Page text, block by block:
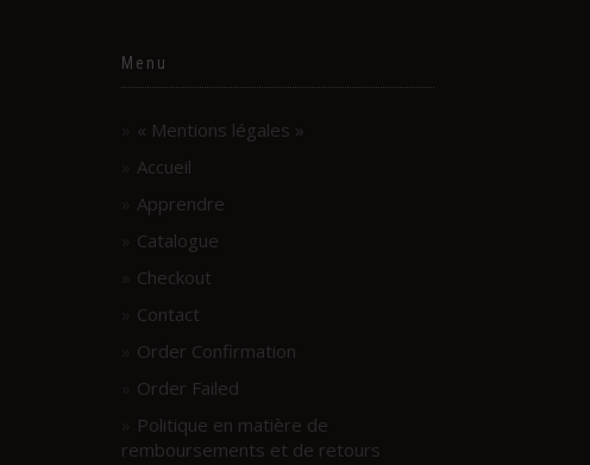
Menu
« Mentions légales »
Accueil
Apprendre
Catalogue
Checkout
Contact
Order Confirmation
Order Failed
Politique en matière de
remboursements et de retours